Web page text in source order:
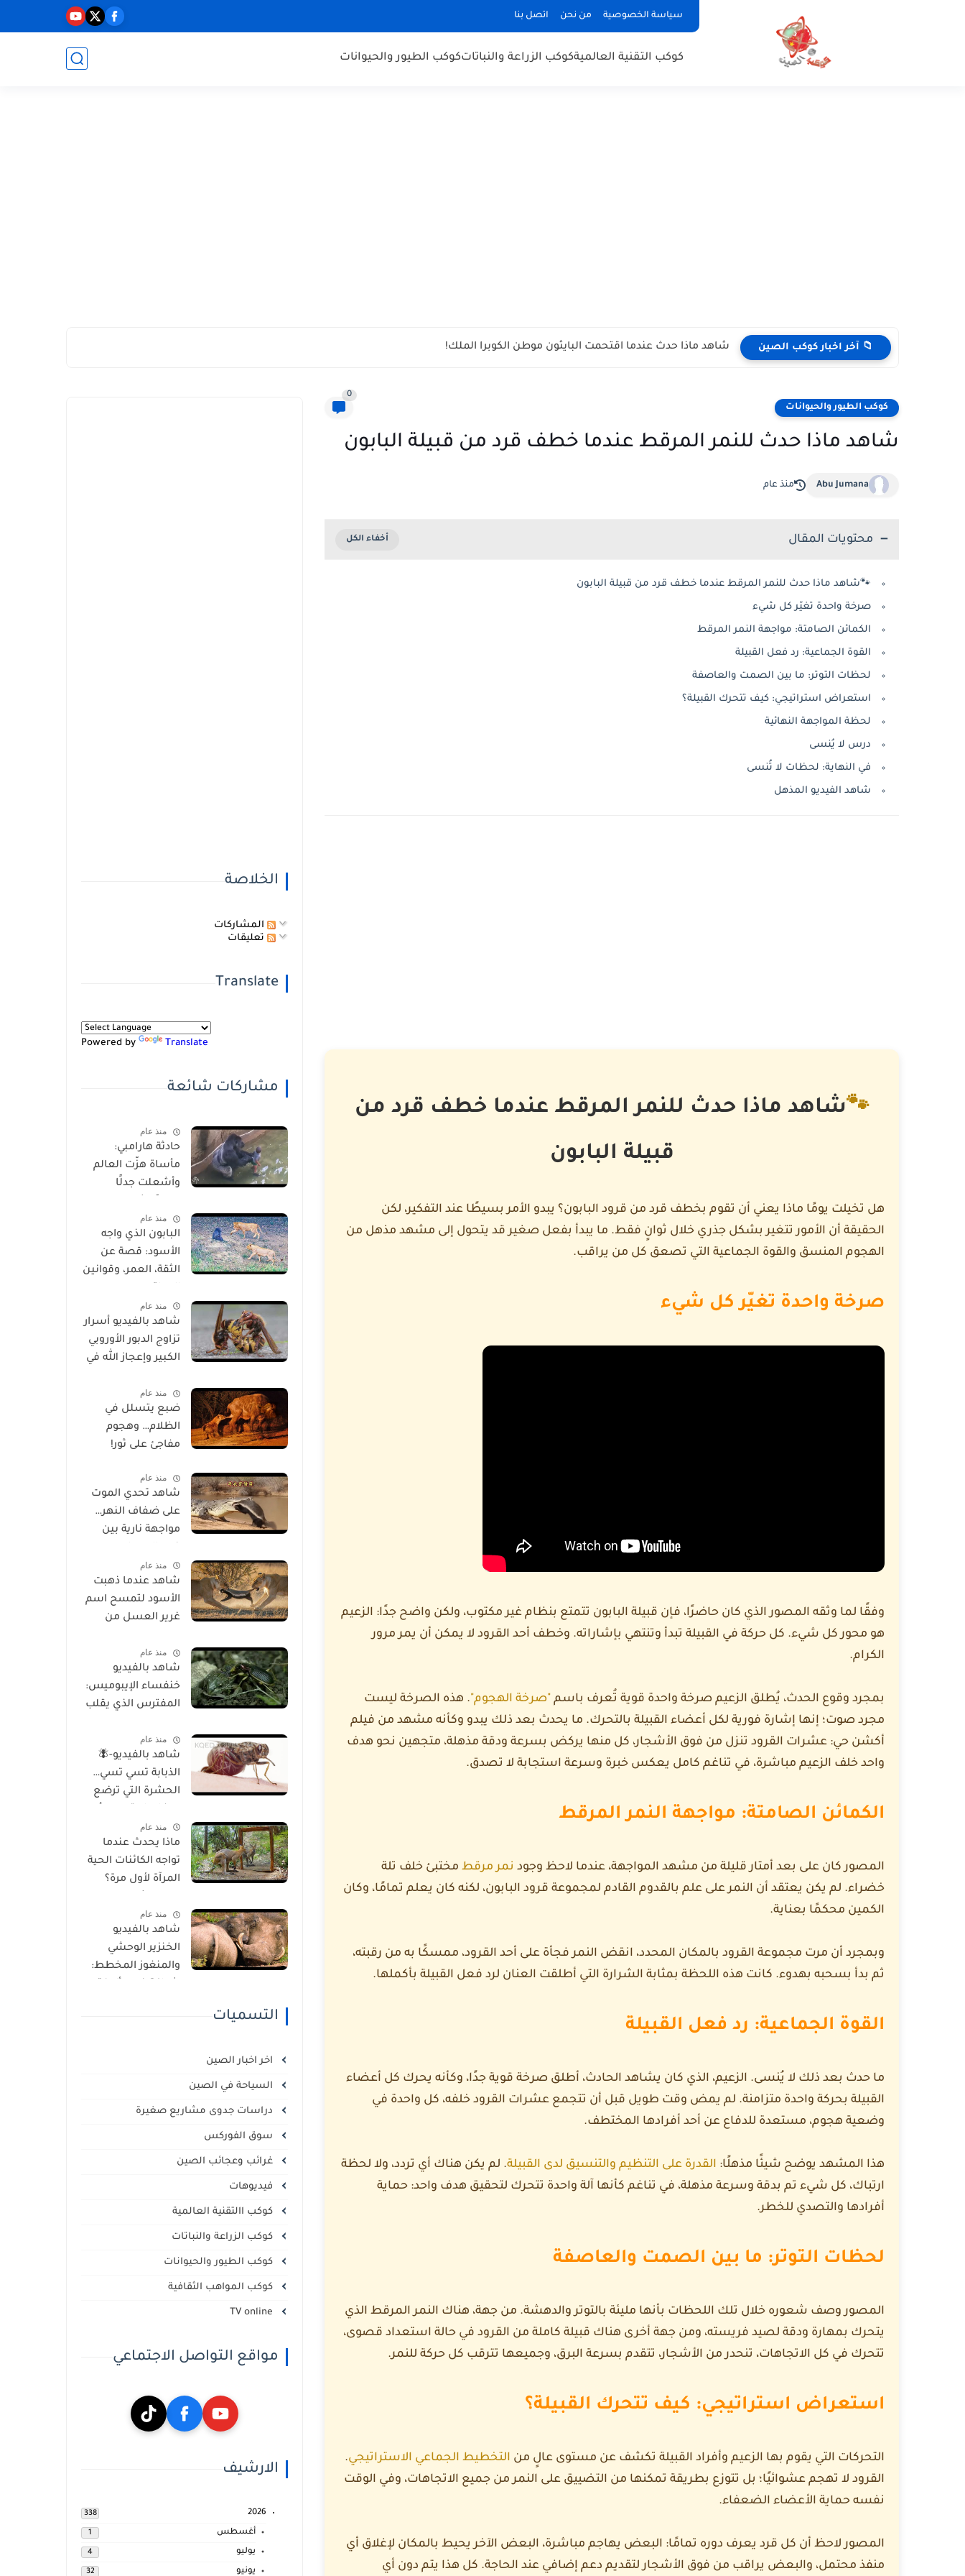
سياسة الخصوصية من نحن اتصل بنا
كوكب التقنية العالميةكوكب الزراعة والنباتاتكوكب الطيور والحيوانات
📁 آخر اخبار كوكب الصين شاهد ماذا حدث عندما اقتحمت البايثون موطن الكوبرا الملك!
كوكب الطيور والحيوانات
0
شاهد ماذا حدث للنمر المرقط عندما خطف قرد من قبيلة البابون
Abu Jumana منذ عام
محتويات المقال
🐾شاهد ماذا حدث للنمر المرقط عندما خطف قرد من قبيلة البابون
صرخة واحدة تغيّر كل شيء
الكمائن الصامتة: مواجهة النمر المرقط
القوة الجماعية: رد فعل القبيلة
لحظات التوتر: ما بين الصمت والعاصفة
استعراض استراتيجي: كيف تتحرك القبيلة؟
لحظة المواجهة النهائية
درس لا يُنسى
في النهاية: لحظات لا تُنسى
شاهد الفيديو المذهل
🐾شاهد ماذا حدث للنمر المرقط عندما خطف قرد من
قبيلة البابون
هل تخيلت يومًا ماذا يعني أن تقوم بخطف قرد من قرود البابون؟ يبدو الأمر بسيطًا عند التفكير، لكن
الحقيقة أن الأمور تتغير بشكل جذري خلال ثوانٍ فقط. ما يبدأ بفعل صغير قد يتحول إلى مشهد مذهل من
الهجوم المنسق والقوة الجماعية التي تصعق كل من يراقب.
صرخة واحدة تغيّر كل شيء
وفقًا لما وثقه المصور الذي كان حاضرًا، فإن قبيلة البابون تتمتع بنظام غير مكتوب، ولكن واضح جدًا: الزعيم
هو محور كل شيء. كل حركة في القبيلة تبدأ وتنتهي بإشاراته. وخطف أحد القرود لا يمكن أن يمر مرور
الكرام.
بمجرد وقوع الحدث، يُطلق الزعيم صرخة واحدة قوية تُعرف باسم "صرخة الهجوم". هذه الصرخة ليست
مجرد صوت؛ إنها إشارة فورية لكل أعضاء القبيلة بالتحرك. ما يحدث بعد ذلك يبدو وكأنه مشهد من فيلم
أكشن حي: عشرات القرود تنزل من فوق الأشجار، كل منها يركض بسرعة ودقة مذهلة، متجهين نحو هدف
واحد خلف الزعيم مباشرة، في تناغم كامل يعكس خبرة وسرعة استجابة لا تصدق.
الكمائن الصامتة: مواجهة النمر المرقط
المصور كان على بعد أمتار قليلة من مشهد المواجهة، عندما لاحظ وجود نمر مرقط مختبئ خلف تلة
خضراء. لم يكن يعتقد أن النمر على علم بالقدوم القادم لمجموعة قرود البابون، لكنه كان يعلم تمامًا، وكان
الكمين محكمًا بعناية.
وبمجرد أن مرت مجموعة القرود بالمكان المحدد، انقض النمر فجأة على أحد القرود، ممسكًا به من رقبته،
ثم بدأ بسحبه بهدوء. كانت هذه اللحظة بمثابة الشرارة التي أطلقت العنان لرد فعل القبيلة بأكملها.
القوة الجماعية: رد فعل القبيلة
ما حدث بعد ذلك لا يُنسى. الزعيم، الذي كان يشاهد الحادث، أطلق صرخة قوية جدًا، وكأنه يحرك كل أعضاء
القبيلة بحركة واحدة متزامنة. لم يمض وقت طويل قبل أن تتجمع عشرات القرود خلفه، كل واحدة في
وضعية هجوم، مستعدة للدفاع عن أحد أفرادها المختطف.
هذا المشهد يوضح شيئًا مذهلًا: القدرة على التنظيم والتنسيق لدى القبيلة. لم يكن هناك أي تردد، ولا لحظة
ارتباك، كل شيء تم بدقة وسرعة مذهلة، في تناغم كأنها آلة واحدة تتحرك لتحقيق هدف واحد: حماية
أفرادها والتصدي للخطر.
لحظات التوتر: ما بين الصمت والعاصفة
المصور وصف شعوره خلال تلك اللحظات بأنها مليئة بالتوتر والدهشة. من جهة، هناك النمر المرقط الذي
يتحرك بمهارة ودقة لصيد فريسته، ومن جهة أخرى هناك قبيلة كاملة من القرود في حالة استعداد قصوى،
تتحرك في كل الاتجاهات، تنحدر من الأشجار، تتقدم بسرعة البرق، وجميعها تترقب كل حركة للنمر.
استعراض استراتيجي: كيف تتحرك القبيلة؟
التحركات التي يقوم بها الزعيم وأفراد القبيلة تكشف عن مستوى عالٍ من التخطيط الجماعي الاستراتيجي.
القرود لا تهجم عشوائيًا؛ بل تتوزع بطريقة تمكنها من التضييق على النمر من جميع الاتجاهات، وفي الوقت
نفسه حماية الأعضاء الضعفاء.
المصور لاحظ أن كل قرد يعرف دوره تمامًا: البعض يهاجم مباشرة، البعض الآخر يحيط بالمكان لإغلاق أي
منفذ محتمل، والبعض يراقب من فوق الأشجار لتقديم دعم إضافي عند الحاجة. كل هذا يتم دون أي
الخلاصة
المشاركات
تعليقات
Translate
Powered by Translate
مشاركات شائعة
منذ عام
حادثة هارامبي:
مأساة هزّت العالم
وأشعلت جدلًا
بالفيديو
منذ عام
البابون الذي واجه
الأسود: قصة عن
الثقة، العمر، وقوانين
منذ عام
شاهد بالفيديو أسرار
تزاوج الدبور الأوروبي
الكبير وإعجاز الله في
منذ عام
ضبع يتسلل في
الظلام… وهجوم
مفاجئ على ثور!
منذ عام
شاهد تحدي الموت
على ضفاف النهر…
مواجهة نارية بين
وتمساح شرس
منذ عام
شاهد عندما ذهبت
الأسود لتمسح اسم
غرير العسل من
منذ عام
شاهد بالفيديو
خنفساء الإيبوميس:
المفترس الذي يقلب
منذ عام
شاهد بالفيديو-🪰
الذبابة تسي تسي…
الحشرة التي ترضع
أخطر الأمراض في
إفريقيا!
منذ عام
ماذا يحدث عندما
تواجه الكائنات الحية
المرآة لأول مرة؟
للسلوك والوعي
الذاتي
منذ عام
شاهد بالفيديو
الخنزير الوحشي
والمنغوز المخطط:
التسميات
اخر اخبار الصين
السياحة في الصين
دراسات جدوى مشاريع صغيرة
سوق الفوركس
غرائب وعجائب الصين
فيديوهات
كوكب االتقنية العالمية
كوكب الزراعة والنباتات
كوكب الطيور والحيوانات
كوكب المواهب الثقافية
مواقع التواصل الاجتماعي
الارشيف
2026
338
أغسطس 1
يوليو 4
يونيو 32